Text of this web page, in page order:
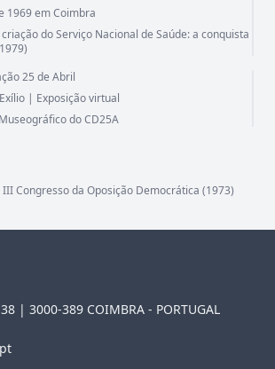
1969 em Coimbra
do Serviço Nacional de Saúde: a conquista
25 de Abril
| Exposição virtual
do CD25A
III Congresso da Oposição Democrática (1973)
| 3000-389 COIMBRA - PORTUGAL